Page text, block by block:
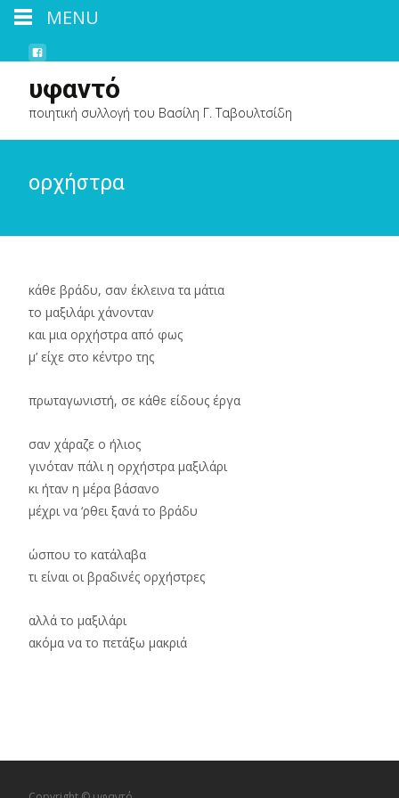
υφαντό
ποιητική συλλογή του Βασίλη Γ. Ταβουλτσίδη
ορχήστρα
κάθε βράδυ, σαν έκλεινα τα μάτια
το μαξιλάρι χάνονταν
και μια ορχήστρα από φως
μ’ είχε στο κέντρο της
πρωταγωνιστή, σε κάθε είδους έργα
σαν χάραζε ο ήλιος
γινόταν πάλι η ορχήστρα μαξιλάρι
κι ήταν η μέρα βάσανο
μέχρι να ‘ρθει ξανά το βράδυ
ώσπου το κατάλαβα
τι είναι οι βραδινές ορχήστρες
αλλά το μαξιλάρι
ακόμα να το πετάξω μακριά
MENU